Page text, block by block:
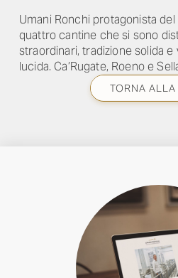
Umani Ronchi protagonista
quattro cantine che si sono
straordinari, tradizione solida
lucida. Ca’Rugate, Roeno e
TORNA ALLA